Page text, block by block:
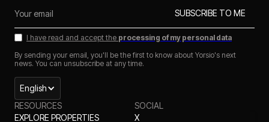
I have read and accept the processing of my personal data
By sending your email, you'll be the first to know about Yorsio's next
news. You can unsubscribe at any time.
English
RESOURCES
EXPLORE PROPERTIES
SOCIAL
X